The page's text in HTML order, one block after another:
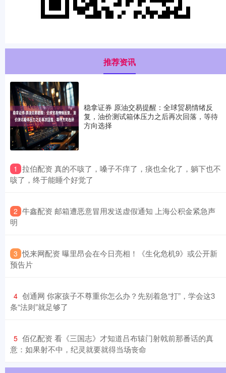
推荐资讯
稳拿证券 原油交易提醒：全球贸易情绪反
复，油价测试箱体压力之后再次回落，等待
方向选择
1 ​拉伯配资 真的不咳了，嗓子不痒了，痰也全化了，躺下也不
咳了，终于能睡个好觉了
2 ​牛鑫配资 邮箱遭恶意冒用发送虚假通知 上海公积金紧急声
明
3 ​悦来网配资 曝里昂会在今日亮相！《生化危机9》或公开新
预告片
4 ​创通网 你家孩子不尊重你怎么办？先别着急“打”，学会这3
条“法则”就足够了
5 ​佰亿配资 看《三国志》才知道吕布辕门射戟前那番话的真
意：如果射不中，纪灵就要就得当场丧命